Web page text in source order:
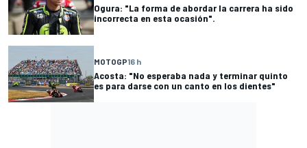
Ogura: "La forma de abordar la carrera ha sido
incorrecta en esta ocasión".
MOTOGP16 h
Acosta: "No esperaba nada y terminar quinto
es para darse con un canto en los dientes"